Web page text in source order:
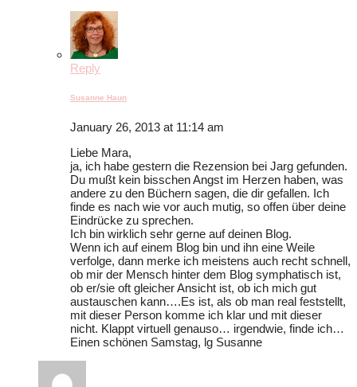
Reply
Susanne Haun
January 26, 2013 at 11:14 am
Liebe Mara,
ja, ich habe gestern die Rezension bei Jarg gefunden.
Du mußt kein bisschen Angst im Herzen haben, was
andere zu den Büchern sagen, die dir gefallen. Ich
finde es nach wie vor auch mutig, so offen über deine
Eindrücke zu sprechen.
Ich bin wirklich sehr gerne auf deinen Blog.
Wenn ich auf einem Blog bin und ihn eine Weile
verfolge, dann merke ich meistens auch recht schnell,
ob mir der Mensch hinter dem Blog symphatisch ist,
ob er/sie oft gleicher Ansicht ist, ob ich mich gut
austauschen kann….Es ist, als ob man real feststellt,
mit dieser Person komme ich klar und mit dieser
nicht. Klappt virtuell genauso… irgendwie, finde ich…
Einen schönen Samstag, lg Susanne